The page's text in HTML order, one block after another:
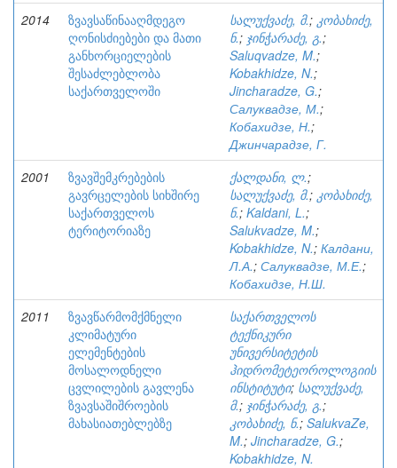
2014
ზვავსაწინააღმდეგო
ღონისძიებები და მათი
განხორციელების
შესაძლებლობა
საქართველოში
სალუქვაძე, მ.; კობახიძე,
ნ.; ჯინჭარაძე, გ.;
Saluqvadze, M.;
Kobakhidze, N.;
Jincharadze, G.;
Салуквадзе, М.;
Кобахидзе, Н.;
Джинчарадзе, Г.
2001
ზვავშემკრებების
გავრცელების სიხშირე
საქართველოს
ტერიტორიაზე
ქალდანი, ლ.;
სალუქვაძე, მ.; კობახიძე,
ნ.; Kaldani, L.;
Salukvadze, M.;
Kobakhidze, N.; Калдани,
Л.А.; Салуквадзе, М.Е.;
Кобахидзе, Н.Ш.
2011
ზვავწარმომქმნელი
კლიმატური
ელემენტების
მოსალოდნელი
ცვლილების გავლენა
ზვავსაშიშროების
მახასიათებლებზე
საქართველოს
ტექნიკური
უნივერსიტეტის
ჰიდრომეტეოროლოგიის
ინსტიტუტი; სალუქვაძე,
მ.; ჯინჭარაძე, გ.;
კობახიძე, ნ.; SalukvaZe,
M.; Jincharadze, G.;
Kobakhidze, N.